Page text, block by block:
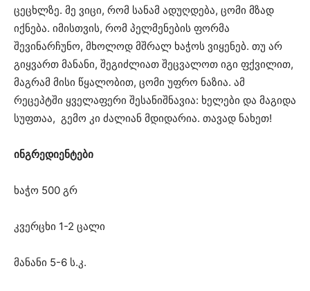
ცეცხლზე. მე ვიცი, რომ სანამ ადუღდება, ცომი მზად
იქნება. იმისთვის, რომ პელმენების ფორმა
შევინარჩუნო, მხოლოდ მშრალ ხაჭოს ვიყენებ. თუ არ
გიყვართ მანანი, შეგიძლიათ შეცვალოთ იგი ფქვილით,
მაგრამ მისი წყალობით, ცომი უფრო ნაზია. ამ
რეცეპტში ყველაფერი შესანიშნავია: ხელები და მაგიდა
სუფთაა, გემო კი ძალიან მდიდარია. თავად ნახეთ!
ინგრედიენტები
ხაჭო 500 გრ
კვერცხი 1-2 ცალი
მანანი 5-6 ს.კ.